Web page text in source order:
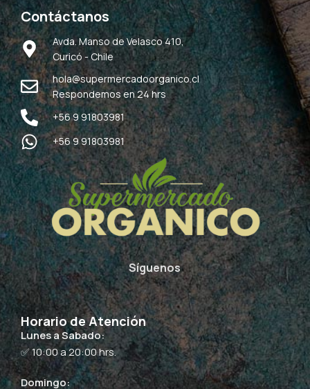
Contáctanos
Avda. Manso de Velasco 410,
Curicó - Chile
hola@supermercadoorganico.cl
Respondemos en 24 hrs
+56 9 91803981
+56 9 91803981
Síguenos
Horario de Atención
Lunes a Sabado:
✅ 10:00 a 20:00 hrs.
Domingo: